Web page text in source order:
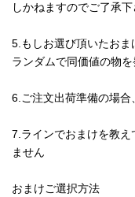
しかねますのでご了承下
5.もしお選び頂いたお
ランダムで同価値の物を
6.ご注文出荷準備の場合
7.ラインでおまけを教え
ません
おまけご選択方法